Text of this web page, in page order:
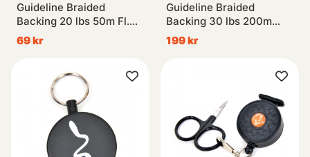
Guideline Braided
Backing 20 lbs 50m Fl.
Yellow
69 kr
Guideline Braided
Backing 30 lbs 200m
Lime Green
199 kr